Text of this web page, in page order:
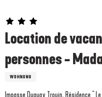
Location de
personnes -
WOHNUNG
Prestataire engagé dans une
Impasse Duguay Trouin, Résidence "